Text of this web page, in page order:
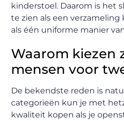
kinderstoel. Daarom is het
te zien als een verzameling
als één uniforme manier
Waarom kiezen
mensen voor
De bekendste reden is
categorieën kun je met
kwaliteit kopen als je